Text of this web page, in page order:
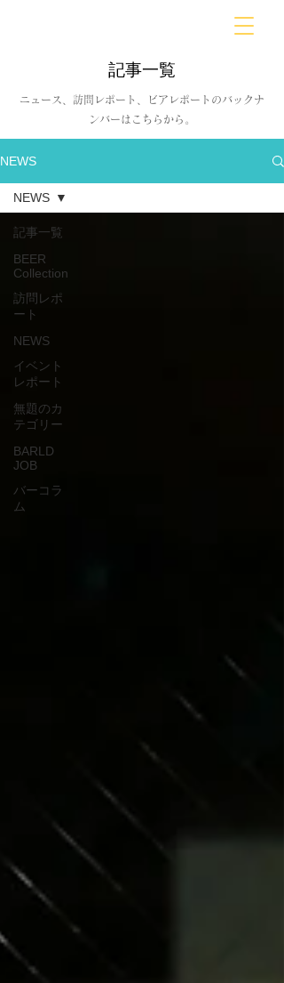
記事一覧
ニュース、訪問レポート、ビアレポートのバックナ
ンバーはこちらから。
NEWS
記事一覧
BEER
Collection
訪問レポ
ート
NEWS
イベント
レポート
無題のカ
テゴリー
BARLD
JOB
バーコラ
ム
NEWS